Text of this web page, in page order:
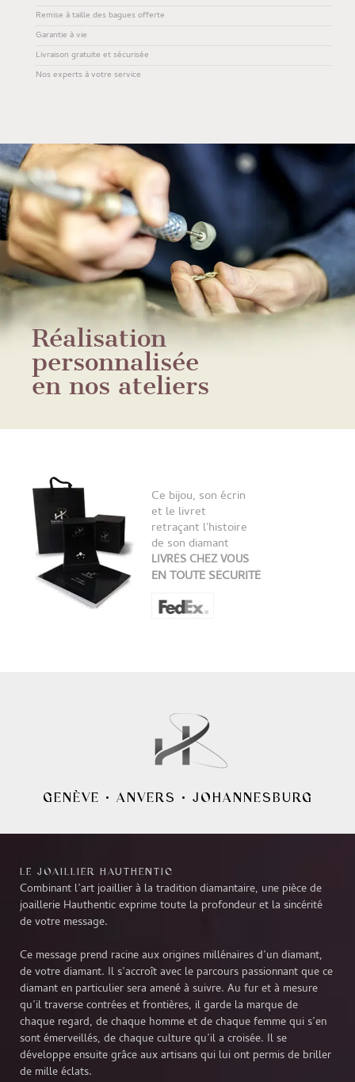
Remise à taille des bagues offerte
Garantie à vie
Livraison gratuite et sécurisée
Nos experts à votre service
Réalisation
personnalisée
en nos ateliers
Ce bijou, son écrin
et le livret
retraçant l'histoire
de son diamant
LIVRÉS CHEZ VOUS
EN TOUTE SÉCURITÉ
GENÈVE • ANVERS • JOHANNESBURG
LE JOAILLIER HAUTHENTIC
Combinant l’art joaillier à la tradition diamantaire, une pièce de
joaillerie Hauthentic exprime toute la profondeur et la sincérité
de votre message.
Ce message prend racine aux origines millénaires d’un diamant,
de votre diamant. Il s’accroît avec le parcours passionnant que ce
diamant en particulier sera amené à suivre. Au fur et à mesure
qu’il traverse contrées et frontières, il garde la marque de
chaque regard, de chaque homme et de chaque femme qui s’en
sont émerveillés, de chaque culture qu’il a croisée. Il se
développe ensuite grâce aux artisans qui lui ont permis de briller
de mille éclats.